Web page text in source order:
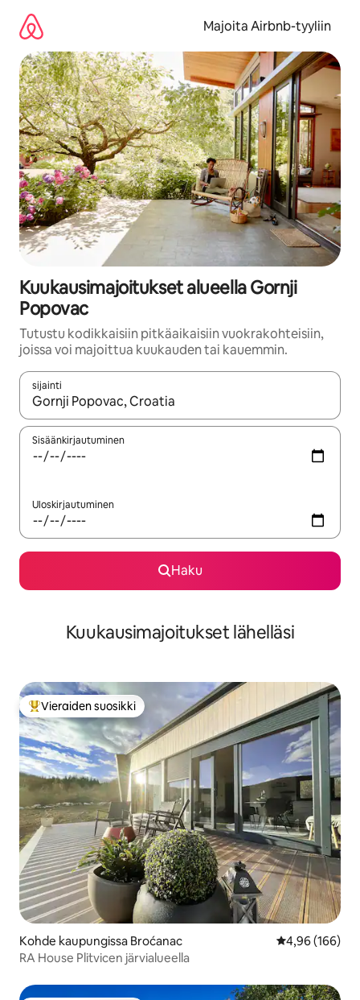
sisältö
väliin
Majoita Airbnb-tyyliin
Kuukausimajoitukset alueella Gornji
Popovac
Tutustu kodikkaisiin pitkäaikaisiin vuokrakohteisiin,
joissa voi majoittua kuukauden tai kauemmin.
sijainti
Kun tulokset ovat saatavilla, navigoi ylös- ja alas-
Sisäänkirjautuminen
Uloskirjautuminen
Haku
Kuukausimajoitukset lähelläsi
Vieraiden suosikkien parhaimmistoa
Vieraiden suosikki
Kohde kaupungissa Broćanac
4,96 (166)
RA House Plitvicen järvialueella